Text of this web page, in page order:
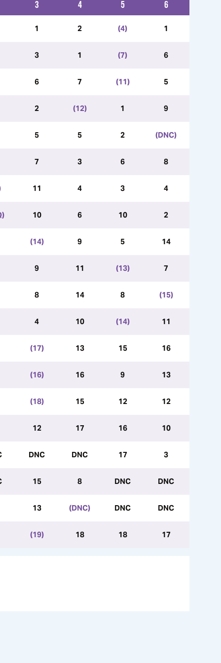
3 4 5 6
1 2 (4) 1
3 1 (7) 6
6 7 (11) 5
2 (12) 1 9
5 5 2 (DNC)
7 3 6 8
11 4 3 4
10 6 10 2
(14) 9 5 14
9 11 (13) 7
8 14 8 (15)
4 10 (14) 11
(17) 13 15 16
(16) 16 9 13
(18) 15 12 12
12 17 16 10
DNC DNC 17 3
15 8 DNC DNC
13 (DNC) DNC DNC
(19) 18 18 17